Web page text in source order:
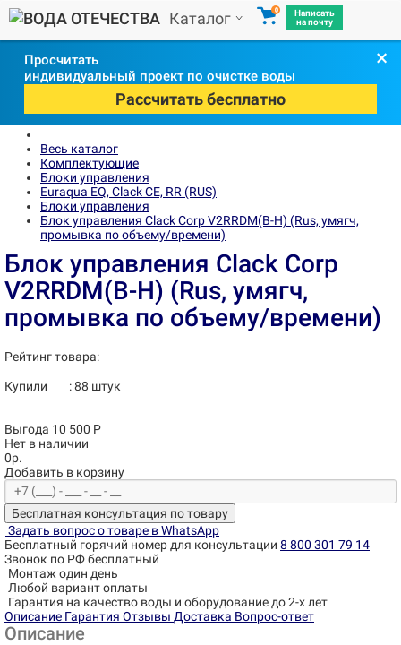
Каталог 0
Написать
на почту
Просчитать
индивидуальный проект по очистке воды
Рассчитать бесплатно
×
Весь каталог
Комплектующие
Блоки управления
Euraqua EQ, Сlack CE, RR (RUS)
Блоки управления
Блок управления Clack Corp V2RRDM(B-H) (Rus, умягч,
промывка по объему/времени)
Блок управления Clack Corp
V2RRDM(B-H) (Rus, умягч,
промывка по объему/времени)
Рейтинг товара:
Купили :88 штук
Выгода 10 500 Р
Нет в наличии
0р.
Добавить в корзину
Бесплатная консультация по товару
Задать вопрос о товаре в WhatsApp
Бесплатный горячий номер для консультации 8 800 301 79 14
Звонок по РФ бесплатный
Монтаж один день
Любой вариант оплаты
Гарантия на качество воды и оборудование до 2-х лет
Описание Гарантия Отзывы Доставка Вопрос-ответ
Описание